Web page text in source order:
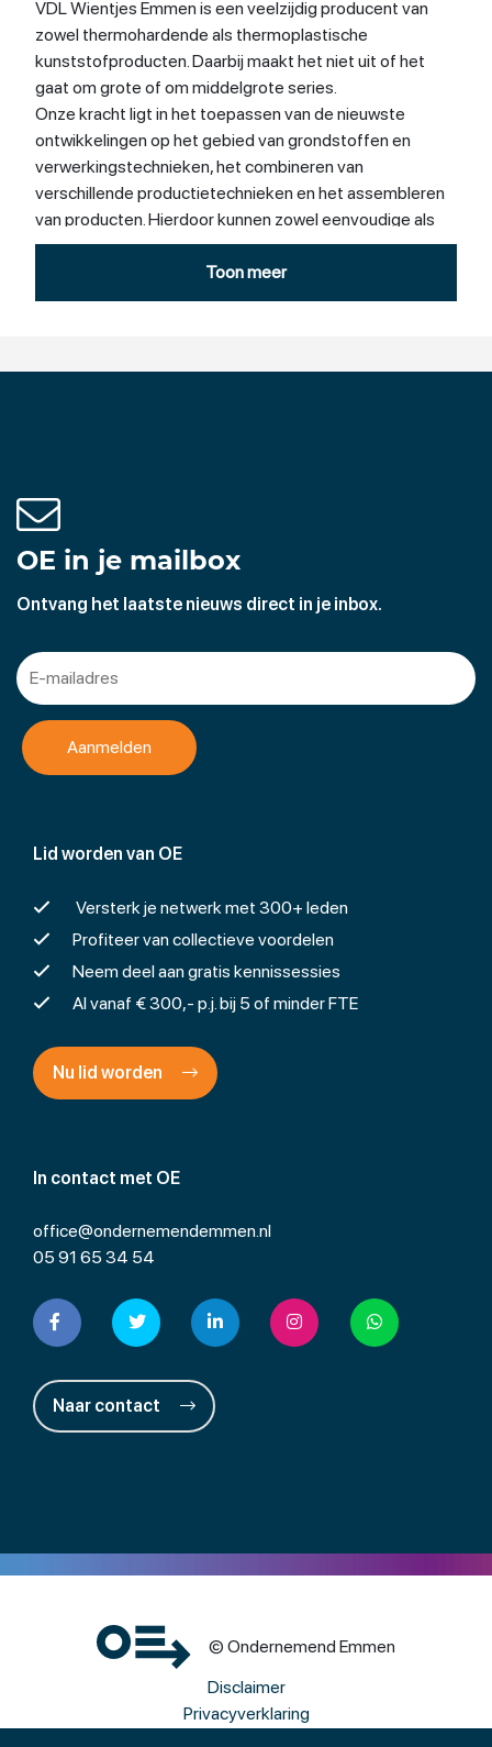
VDL Wientjes Emmen is een veelzijdig producent van
zowel thermohardende als thermoplastische
kunststofproducten. Daarbij maakt het niet uit of het
gaat om grote of om middelgrote series.
Onze kracht ligt in het toepassen van de nieuwste
ontwikkelingen op het gebied van grondstoffen en
verwerkingstechnieken, het combineren van
verschillende productietechnieken en het assembleren
van producten. Hierdoor kunnen zowel eenvoudige als
uiterst complexe kunststofcomponenten worden
Toon meer
In contact met OE
office@ondernemendemmen.nl
05 91 65 34 54
Naar contact
Lid worden van OE
Versterk je netwerk met 300+ leden
Profiteer van collectieve voordelen
Neem deel aan gratis kennissessies
Al vanaf € 300,- p.j. bij 5 of minder FTE
Nu lid worden
OE in je mailbox
Ontvang het laatste nieuws direct in je inbox.
© Ondernemend Emmen
Disclaimer
Privacyverklaring